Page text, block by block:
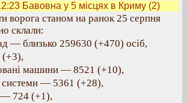
Бавовна у 5 місцях в Криму (2)
ворога станом на ранок 25 серпня
склали:
— близько 259630 (+470) осіб,
(+3),
машини — 8521 (+10),
системи — 5361 (+28),
724 (+1),